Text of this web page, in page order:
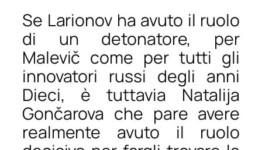
Se Larionov ha avuto il ruolo
di un detonatore, per
Malevič come per tutti gli
innovatori russi degli anni
Dieci, è tuttavia Natalija
Gončarova che pare avere
realmente avuto il ruolo